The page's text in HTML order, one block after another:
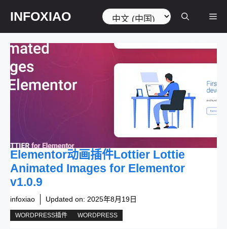
内
INFOXIAO 菜
单
选
择
语
Elementor动画插件Lottier Lottie
Animated Images for Elementor
v1.0.9
infoxiao Updated on: 2025年8月19日
WORDPRESS插件 WORDPRESS